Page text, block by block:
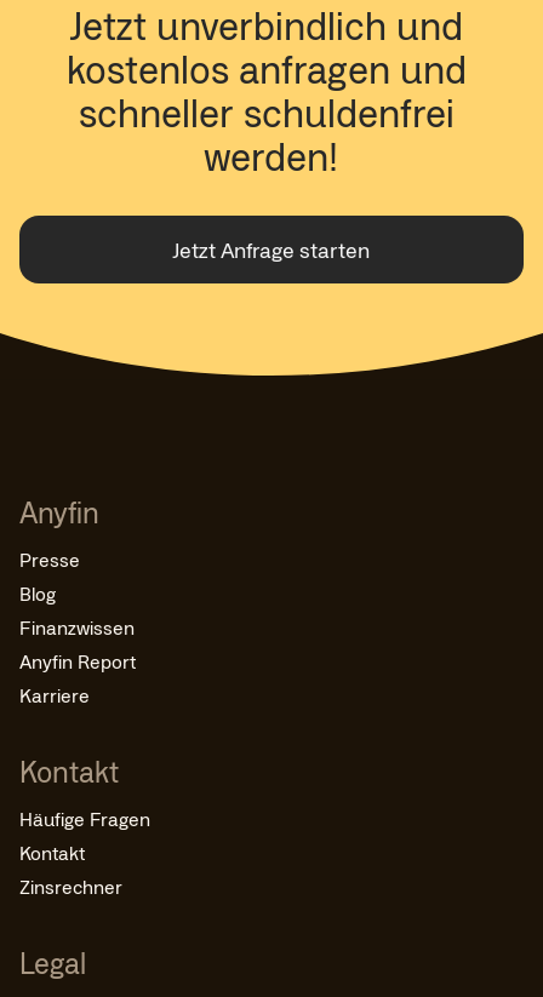
Jetzt unverbindlich und
kostenlos anfragen und
schneller schuldenfrei
werden!
Jetzt Anfrage starten
Anyfin
Presse
Blog
Finanzwissen
Anyfin Report
Karriere
Kontakt
Häufige Fragen
Kontakt
Zinsrechner
Legal